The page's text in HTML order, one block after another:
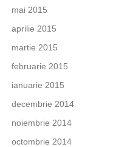
mai 2015
aprilie 2015
martie 2015
februarie 2015
ianuarie 2015
decembrie 2014
noiembrie 2014
octombrie 2014